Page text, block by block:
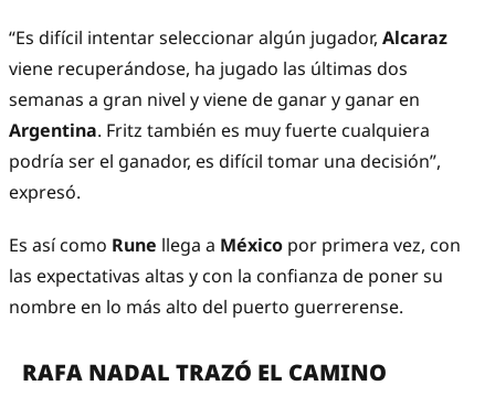
“Es difícil intentar seleccionar algún jugador, Alcaraz
viene recuperándose, ha jugado las últimas dos
semanas a gran nivel y viene de ganar y ganar en
Argentina. Fritz también es muy fuerte cualquiera
podría ser el ganador, es difícil tomar una decisión”,
expresó.
Es así como Rune llega a México por primera vez, con
las expectativas altas y con la confianza de poner su
nombre en lo más alto del puerto guerrerense.
RAFA NADAL TRAZÓ EL CAMINO